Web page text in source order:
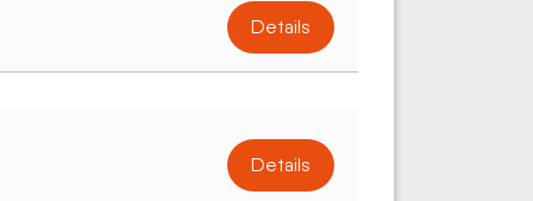
Details
Details